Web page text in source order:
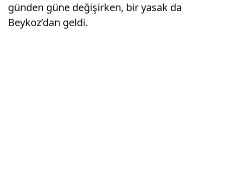
günden güne değişirken, bir yasak da
Beykoz’dan geldi.